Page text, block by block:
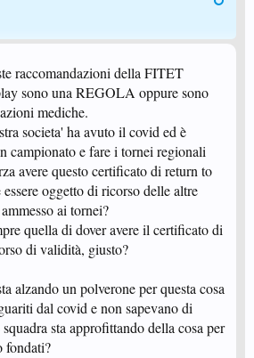
raccomandazioni della FITET
sono una REGOLA oppure sono
mediche.
societa' ha avuto il covid ed è
campionato e fare i tornei regionali
avere questo certificato di return to
oggetto di ricorso delle altre
ai tornei?
quella di dover avere il certificato di
di validità, giusto?
alzando un polverone per questa cosa
dal covid e non sapevano di
sta approfittando della cosa per
fondati?